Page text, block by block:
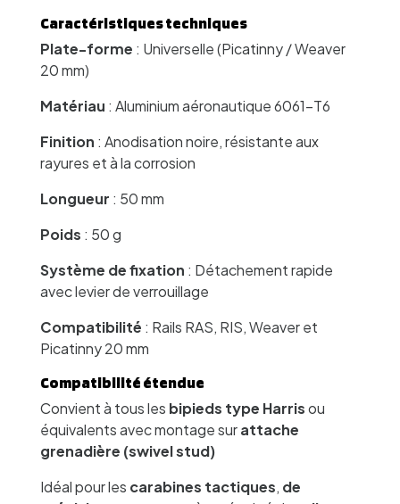
Caractéristiques techniques
Plate-forme : Universelle (Picatinny / Weaver
20 mm)
Matériau : Aluminium aéronautique 6061-T6
Finition : Anodisation noire, résistante aux
rayures et à la corrosion
Longueur : 50 mm
Poids : 50 g
Système de fixation : Détachement rapide
avec levier de verrouillage
Compatibilité : Rails RAS, RIS, Weaver et
Picatinny 20 mm
Compatibilité étendue
Convient à tous les bipieds type Harrisou
équivalents avec montage surattache
grenadière (swivel stud)
Idéal pour les carabines tactiques, de